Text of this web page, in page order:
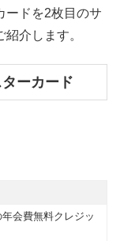
ードを2枚目のサ
介します。
ーカード
会費無料クレジッ